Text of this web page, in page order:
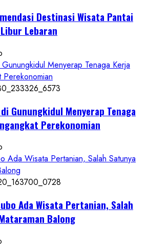
Destinasi Wisata Pantai
Lebaran
Menyerap Tenaga Kerja
Gunungkidul Menyerap Tenaga
Perekonomian
Ada Wisata Pertanian, Salah Satunya
Ada Wisata Pertanian, Salah
Balong